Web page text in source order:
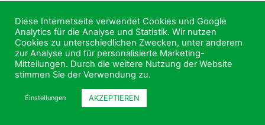
Diese Internetseite verwendet Cookies und Google
Analytics für die Analyse und Statistik. Wir nutzen
Cookies zu unterschiedlichen Zwecken, unter anderem
zur Analyse und für personalisierte Marketing-
Mitteilungen. Durch die weitere Nutzung der Website
stimmen Sie der Verwendung zu.
Einstellungen AKZEPTIEREN